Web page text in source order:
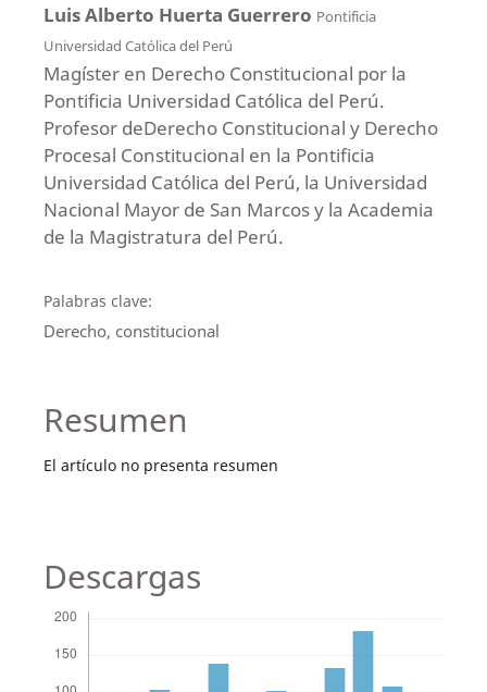
Luis Alberto Huerta Guerrero Pontificia
Universidad Católica del Perú
Magíster en Derecho Constitucional por la
Pontificia Universidad Católica del Perú.
Profesor deDerecho Constitucional y Derecho
Procesal Constitucional en la Pontificia
Universidad Católica del Perú, la Universidad
Nacional Mayor de San Marcos y la Academia
de la Magistratura del Perú.
Palabras clave:
Derecho, constitucional
Resumen
El artículo no presenta resumen
Descargas